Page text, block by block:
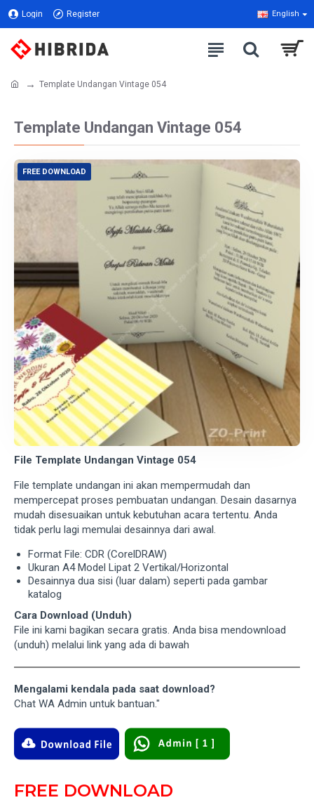
Login Register English
Template Undangan Vintage 054
Template Undangan Vintage 054
FREE DOWNLOAD
File Template Undangan Vintage 054
File template undangan ini akan mempermudah dan
mempercepat proses pembuatan undangan. Desain dasarnya
mudah disesuaikan untuk kebutuhan acara tertentu. Anda
tidak perlu lagi memulai desainnya dari awal.
Format File: CDR (CorelDRAW)
Ukuran A4 Model Lipat 2 Vertikal/Horizontal
Desainnya dua sisi (luar dalam) seperti pada gambar
katalog
Cara Download (Unduh)
File ini kami bagikan secara gratis. Anda bisa mendownload
(unduh) melalui link yang ada di bawah
Mengalami kendala pada saat download?
Chat WA Admin untuk bantuan."
FREE DOWNLOAD